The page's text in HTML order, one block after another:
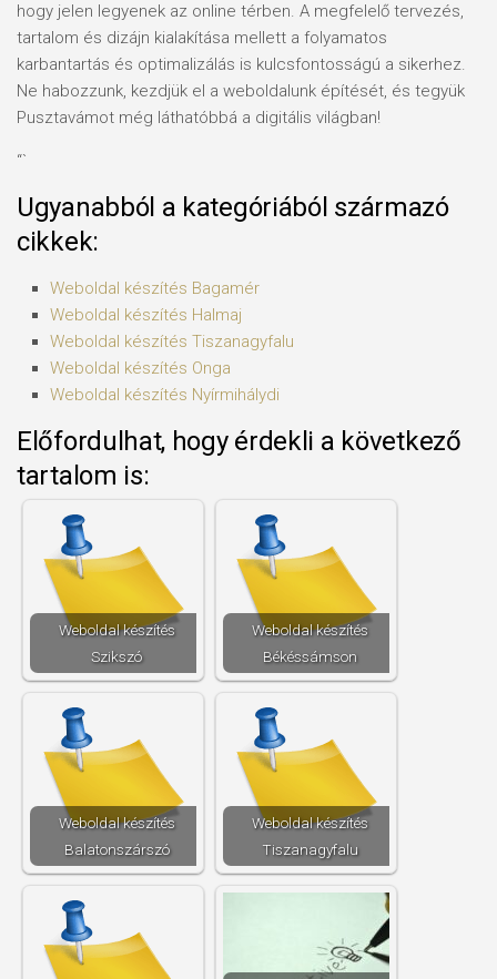
hogy jelen legyenek az online térben. A megfelelő tervezés,
tartalom és dizájn kialakítása mellett a folyamatos
karbantartás és optimalizálás is kulcsfontosságú a sikerhez.
Ne habozzunk, kezdjük el a weboldalunk építését, és tegyük
Pusztavámot még láthatóbbá a digitális világban!
“`
Ugyanabból a kategóriából származó
cikkek:
Weboldal készítés​ Bagamér
Weboldal készítés​ Halmaj
Weboldal készítés​ Tiszanagyfalu
Weboldal készítés​ Onga
Weboldal készítés​ Nyírmihálydi
Előfordulhat, hogy érdekli a következő
tartalom is:
Weboldal készítés​
Szikszó
Weboldal készítés​
Békéssámson
Weboldal készítés​
Balatonszárszó
Weboldal készítés​
Tiszanagyfalu